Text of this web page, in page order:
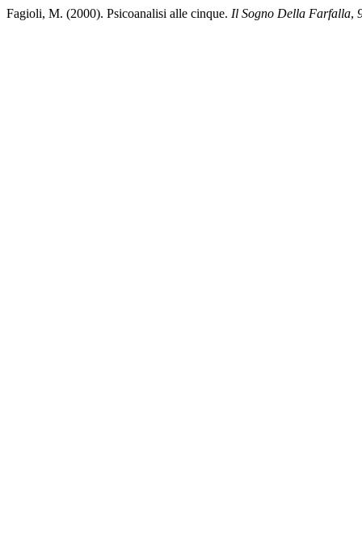
Fagioli, M. (2000). Psicoanalisi alle cinque. Il Sogno Della Farfalla,